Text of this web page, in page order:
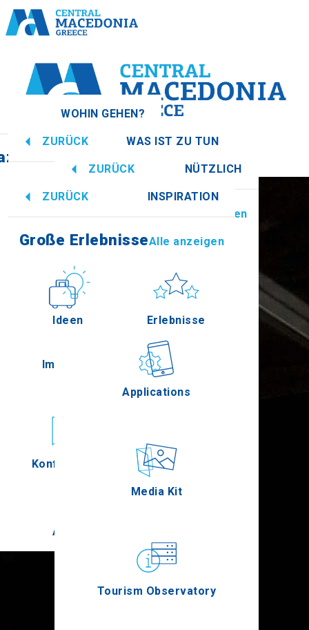
WOHIN GEHEN?
Imathia
Agion Oros
ZURÜCK WAS IST ZU TUN
Kultur
Im Freien Gastronomie
Konferenzen Ereignisse
ZURÜCK NÜTZLICH
Alle anzeigen
How to get there
Applications
Media Kit
Tourism Observatory
ZURÜCK INSPIRATION
Große ErlebnisseAlle anzeigen
Ideen Erlebnisse